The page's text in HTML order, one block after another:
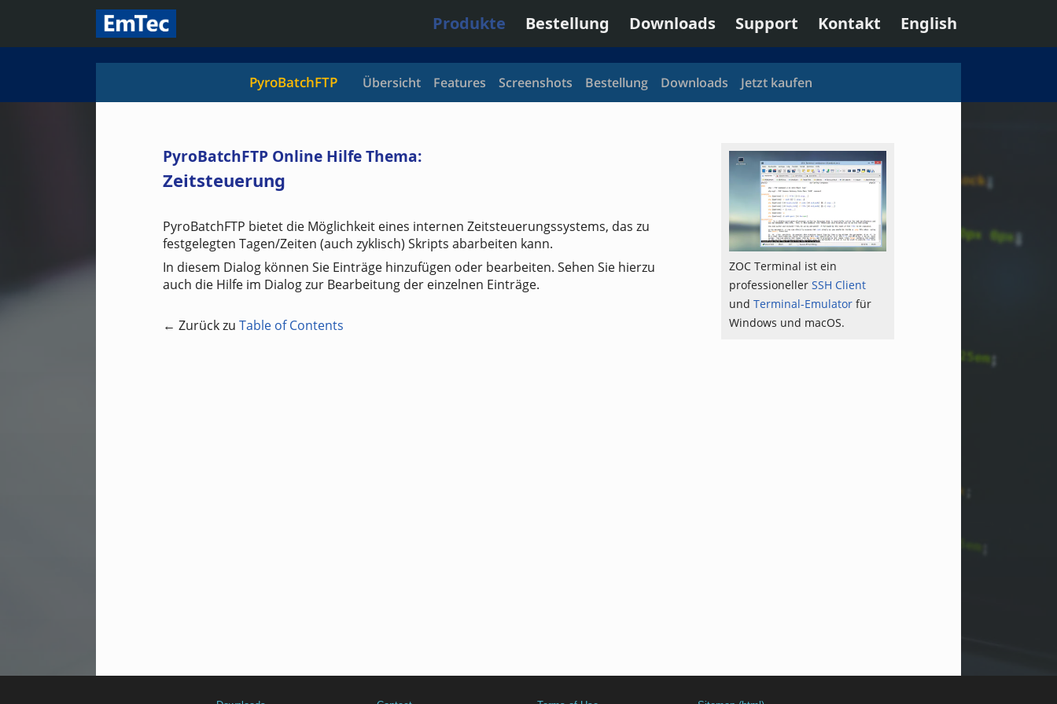
Produkte Bestellung Downloads Support Kontakt English
PyroBatchFTP Übersicht Features Screenshots Bestellung Downloads Jetzt kaufen
ZOC Terminal ist ein
professioneller SSH Client
und Terminal-Emulator für
Windows und macOS.
PyroBatchFTP Online Hilfe Thema:
Zeitsteuerung
PyroBatchFTP bietet die Möglichkeit eines internen Zeitsteuerungssystems, das zu
festgelegten Tagen/Zeiten (auch zyklisch) Skripts abarbeiten kann.
In diesem Dialog können Sie Einträge hinzufügen oder bearbeiten. Sehen Sie hierzu
auch die Hilfe im Dialog zur Bearbeitung der einzelnen Einträge.
← Zurück zu Table of Contents